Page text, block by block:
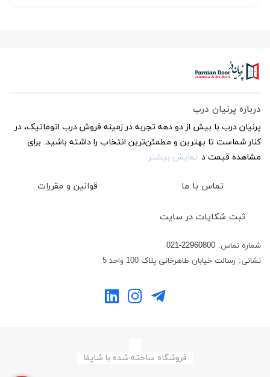
درباره پرنیان درب
پرنیان درب با بیش از دو دهه تجربه در زمینه فروش درب اتوماتیک، در
کنار شماست تا بهترین و مطمئن‌ترین انتخاب را داشته باشید. برای
مشاهده قیمت د نمایش بیشتر
تماس با ما قوانین و مقررات
ثبت شکایات در سایت
شماره تماس: 021-22960800
نشانی: رسالت خیابان طاهرخانی پلاک 100 واحد 5
فروشگاه ساخته شده با شاپفا